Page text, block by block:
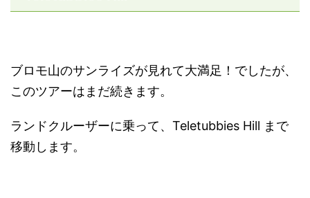
ブロモ山のサンライズが見れて大満足！でしたが、
このツアーはまだ続きます。
ランドクルーザーに乗って、Teletubbies Hill まで
移動します。